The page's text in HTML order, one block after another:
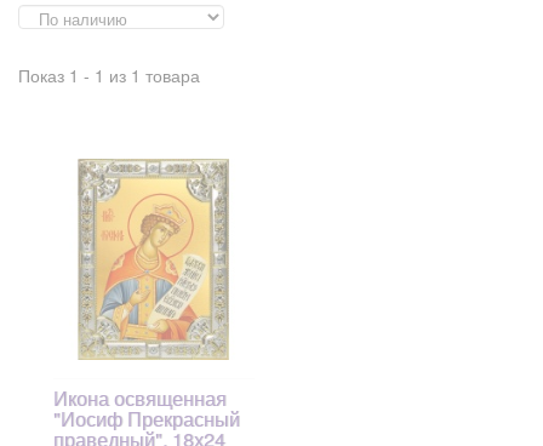
Показ 1 - 1 из 1 товара
Икона освященная
"Иосиф Прекрасный
праведный", 18х24